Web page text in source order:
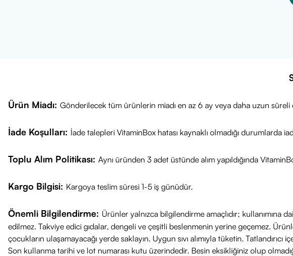
Ürün Miadı: Gönderilecek tüm ürünlerin miadı en az 6 ay veya daha uzun süreli
İade Koşulları: İade talepleri VitaminBox hatası kaynaklı olmadığı durumlarda
Toplu Alım Politikası: Aynı üründen 3 adet üstünde alım yapıldığında
Kargo Bilgisi: Kargoya teslim süresi 1-5 iş günüdür.
Önemli Bilgilendirme: Ürünler yalnızca bilgilendirme amaçlıdır; kullanımına
edilmez. Takviye edici gıdalar, dengeli ve çeşitli beslenmenin yerine geçemez.
çocukların ulaşamayacağı yerde saklayın. Uygun sıvı alımıyla tüketin.
Son kullanma tarihi ve lot numarası kutu üzerindedir. Besin eksikliğiniz olup